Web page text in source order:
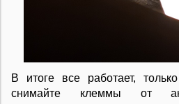
В итоге все работает,
снимайте клеммы от